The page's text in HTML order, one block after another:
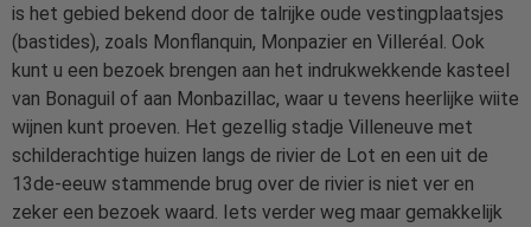
is het gebied bekend door de talrijke oude vestingplaatsjes
(bastides), zoals Monflanquin, Monpazier en Villeréal. Ook
kunt u een bezoek brengen aan het indrukwekkende kasteel
van Bonaguil of aan Monbazillac, waar u tevens heerlijke wiite
wijnen kunt proeven. Het gezellig stadje Villeneuve met
schilderachtige huizen langs de rivier de Lot en een uit de
13de-eeuw stammende brug over de rivier is niet ver en
zeker een bezoek waard. Iets verder weg maar gemakkelijk